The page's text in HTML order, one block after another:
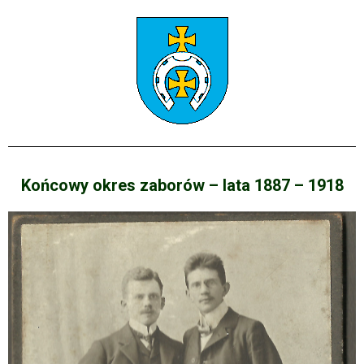
Końcowy okres zaborów – lata 1887 – 1918